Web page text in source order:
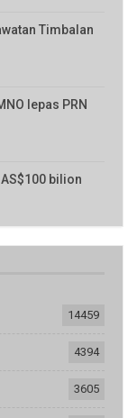
Timbalan
lepas PRN
bilion
14459
4394
3605